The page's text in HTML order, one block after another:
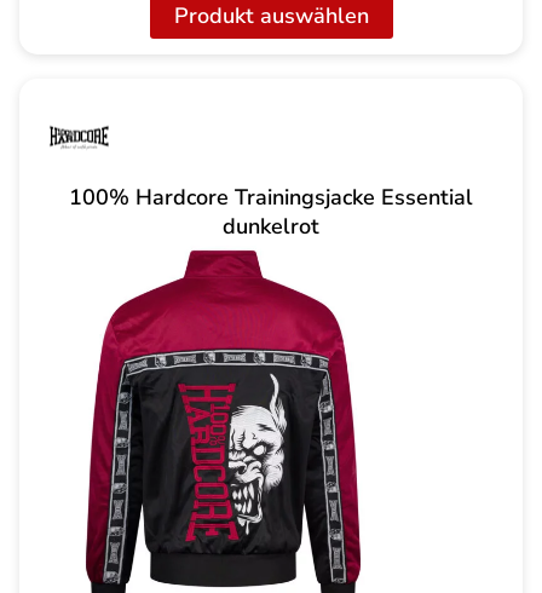
Produkt auswählen
100% Hardcore Trainingsjacke Essential
dunkelrot